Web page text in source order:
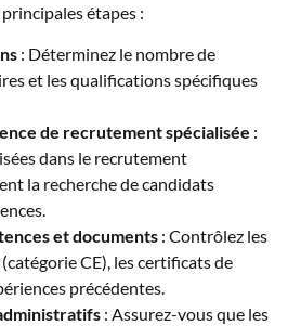
étapes :
: Déterminez le nombre de
et les qualifications spécifiques
de recrutement spécialisée :
dans le recrutement
la recherche de candidats
et documents : Contrôlez les
CE), les certificats de
précédentes.
: Assurez-vous que les